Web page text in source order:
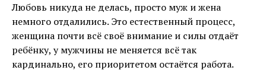
Любовь никуда не делась, просто муж и жена
немного отдалились. Это естественный процесс,
женщина почти всё своё внимание и силы отдаёт
ребёнку, у мужчины не меняется всё так
кардинально, его приоритетом остаётся работа.